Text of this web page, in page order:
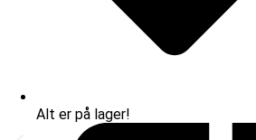
Alt er på lager!